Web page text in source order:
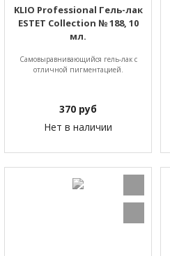
KLIO Professional Гель-лак
ESTET Collection № 188, 10
мл.
Самовыравнивающийся гель-лак с
отличной пигментацией.
370 руб
Нет в наличии